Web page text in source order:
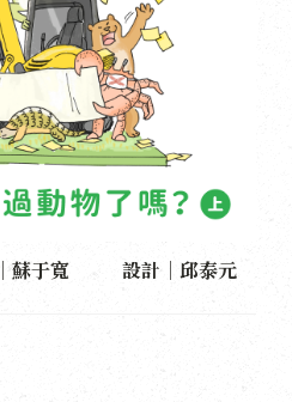
蘇于寬 設計｜邱泰元